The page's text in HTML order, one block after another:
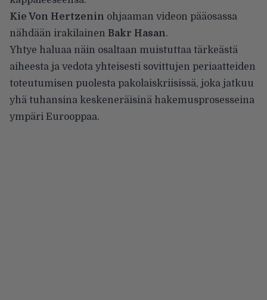
Kie Von Hertzenin ohjaaman videon pääosassa
nähdään irakilainen Bakr Hasan.
Yhtye haluaa näin osaltaan muistuttaa tärkeästä
aiheesta ja vedota yhteisesti sovittujen periaatteiden
toteutumisen puolesta pakolaiskriisissä, joka jatkuu
yhä tuhansina keskeneräisinä hakemusprosesseina
ympäri Eurooppaa.